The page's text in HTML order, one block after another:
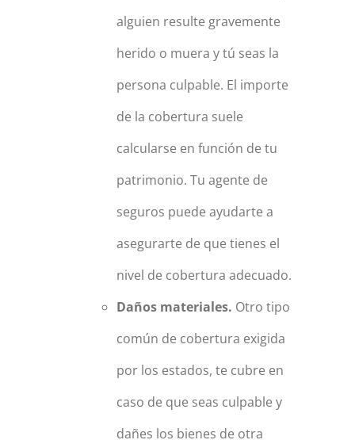
alguien resulte gravemente
herido o muera y tú seas la
persona culpable. El importe
de la cobertura suele
calcularse en función de tu
patrimonio. Tu agente de
seguros puede ayudarte a
asegurarte de que tienes el
nivel de cobertura adecuado.
Daños materiales. Otro tipo
común de cobertura exigida
por los estados, te cubre en
caso de que seas culpable y
dañes los bienes de otra